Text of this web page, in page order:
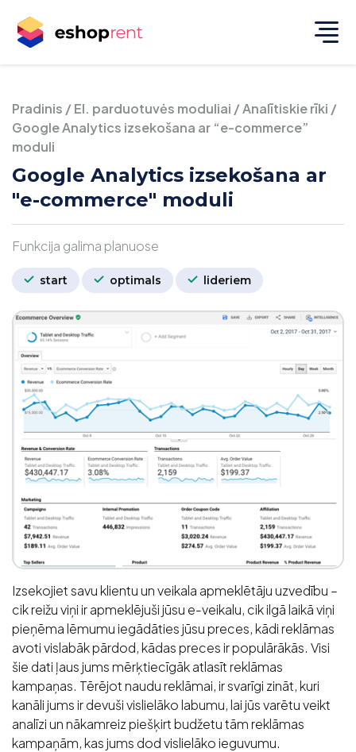
Pradinis /El. parduotuvės moduliai /Analītiskie rīki /
Google Analytics izsekošana ar “e-commerce”
moduli
Google Analytics izsekošana ar
"e-commerce" moduli
Funkcija galima planuose
start optimals lideriem
Izsekojiet savu klientu un veikala apmeklētāju uzvedību –
cik reižu viņi ir apmeklējuši jūsu e-veikalu, cik ilgā laikā viņi
pieņēma lēmumu iegādāties jūsu preces, kādi reklāmas
avoti vislabāk pārdod, kādas preces ir populārākās. Visi
šie dati ļaus jums mērķtiecīgāk atlasīt reklāmas
kampaņas. Tērējot naudu reklāmai, ir svarīgi zināt, kuri
kanāli jums ir devuši vislielāko labumu, lai jūs varētu veikt
analīzi un nākamreiz piešķirt budžetu tām reklāmas
kampaņām, kas jums dod vislielāko ieguvumu.